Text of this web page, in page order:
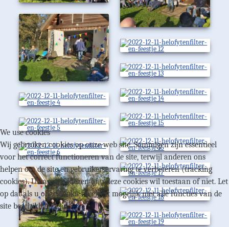
We use cookies
Wij gebruiken cookies op onze web site. Sommigen zijn essentieel
voor het correct functioneren van de site, terwijl anderen ons
helpen om de site en gebruikerservaring te verbeteren (tracking
cookies). U kan zelf kiezen of u deze cookies wil toestaan of niet. Let
op dat als u onze cookies weigert mogelijk niet alle functies van de
site beschikbaar zijn.